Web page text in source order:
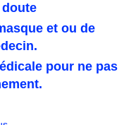
et ou de
pour ne pas